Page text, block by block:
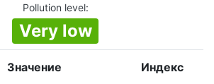
Pollution level:
Very low
Значение Индекс